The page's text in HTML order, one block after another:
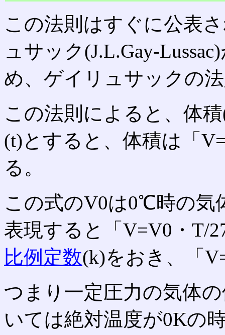
この法則はすぐに公表
ュサック(J.L.Gay-
め、ゲイリュサックの
この法則によると、体
(t)とすると、体積は「
る。
この式のV0は0℃時の気
表現すると「V=V0・T/
比例定数(k)をおき、「
つまり一定圧力の気体
いては絶対温度が0Kの